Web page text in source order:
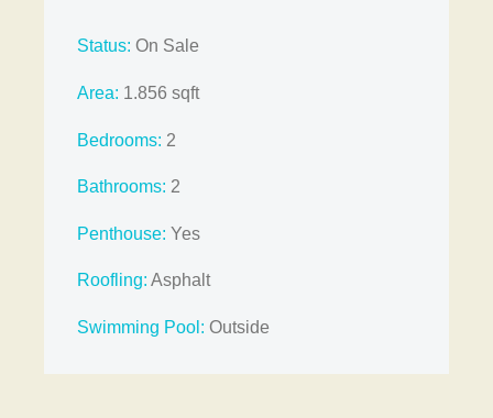
Status: On Sale
Area: 1.856 sqft
Bedrooms: 2
Bathrooms: 2
Penthouse: Yes
Roofling: Asphalt
Swimming Pool: Outside